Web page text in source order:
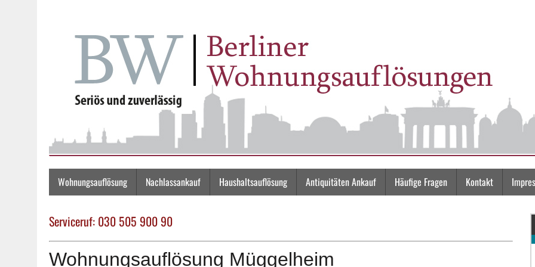
Wohnungsauflösung Nachlassankauf Haushaltsauflösung Antiquitäten Ankauf Häufige Fragen Kontakt
Serviceruf: 030 505 900 90
Wohnungsauflösung Müggelheim